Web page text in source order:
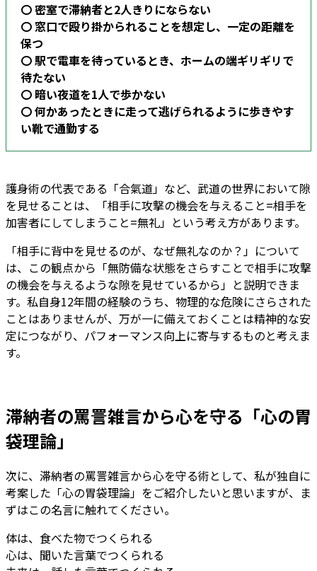
〇 密室で滞納者と2人きりにならない
〇 窓口で殴り掛かられることを想定し、一定の距離を
保つ
〇 駅で電車を待っているとき、ホームの端ギリギリで
待たない
〇 暗い夜道を1人で歩かない
〇 何かあったときに走って逃げられるように歩きやす
い靴で通勤する
護身術の代表である「合氣道」など、武道の世界において隙
を見せることは、「相手に攻撃の機会を与えること=相手を
加害者にしてしまうこと=無礼」という考え方があります。
「相手に背中を見せるのが、なぜ無礼なのか？」について
は、この観点から「無防備な状態をさらすことで相手に攻撃
の機会を与えるような隙を見せているから」と説明できま
す。私自身12年間の経験のうち、物理的な危険にさらされた
ことはありませんが、万が一に備えておくことは精神的な安
定につながり、パフォーマンス向上に寄与するものと考えま
す。
滞納者の罵詈雑言から心を守る「心の胃
袋理論」
次に、滞納者の罵詈雑言から心を守る術として、私が独自に
考案した「心の胃袋理論」をご紹介したいと思いますが、ま
ずはこの名言に触れてください。
体は、食べた物でつくられる
心は、聞いた言葉でつくられる